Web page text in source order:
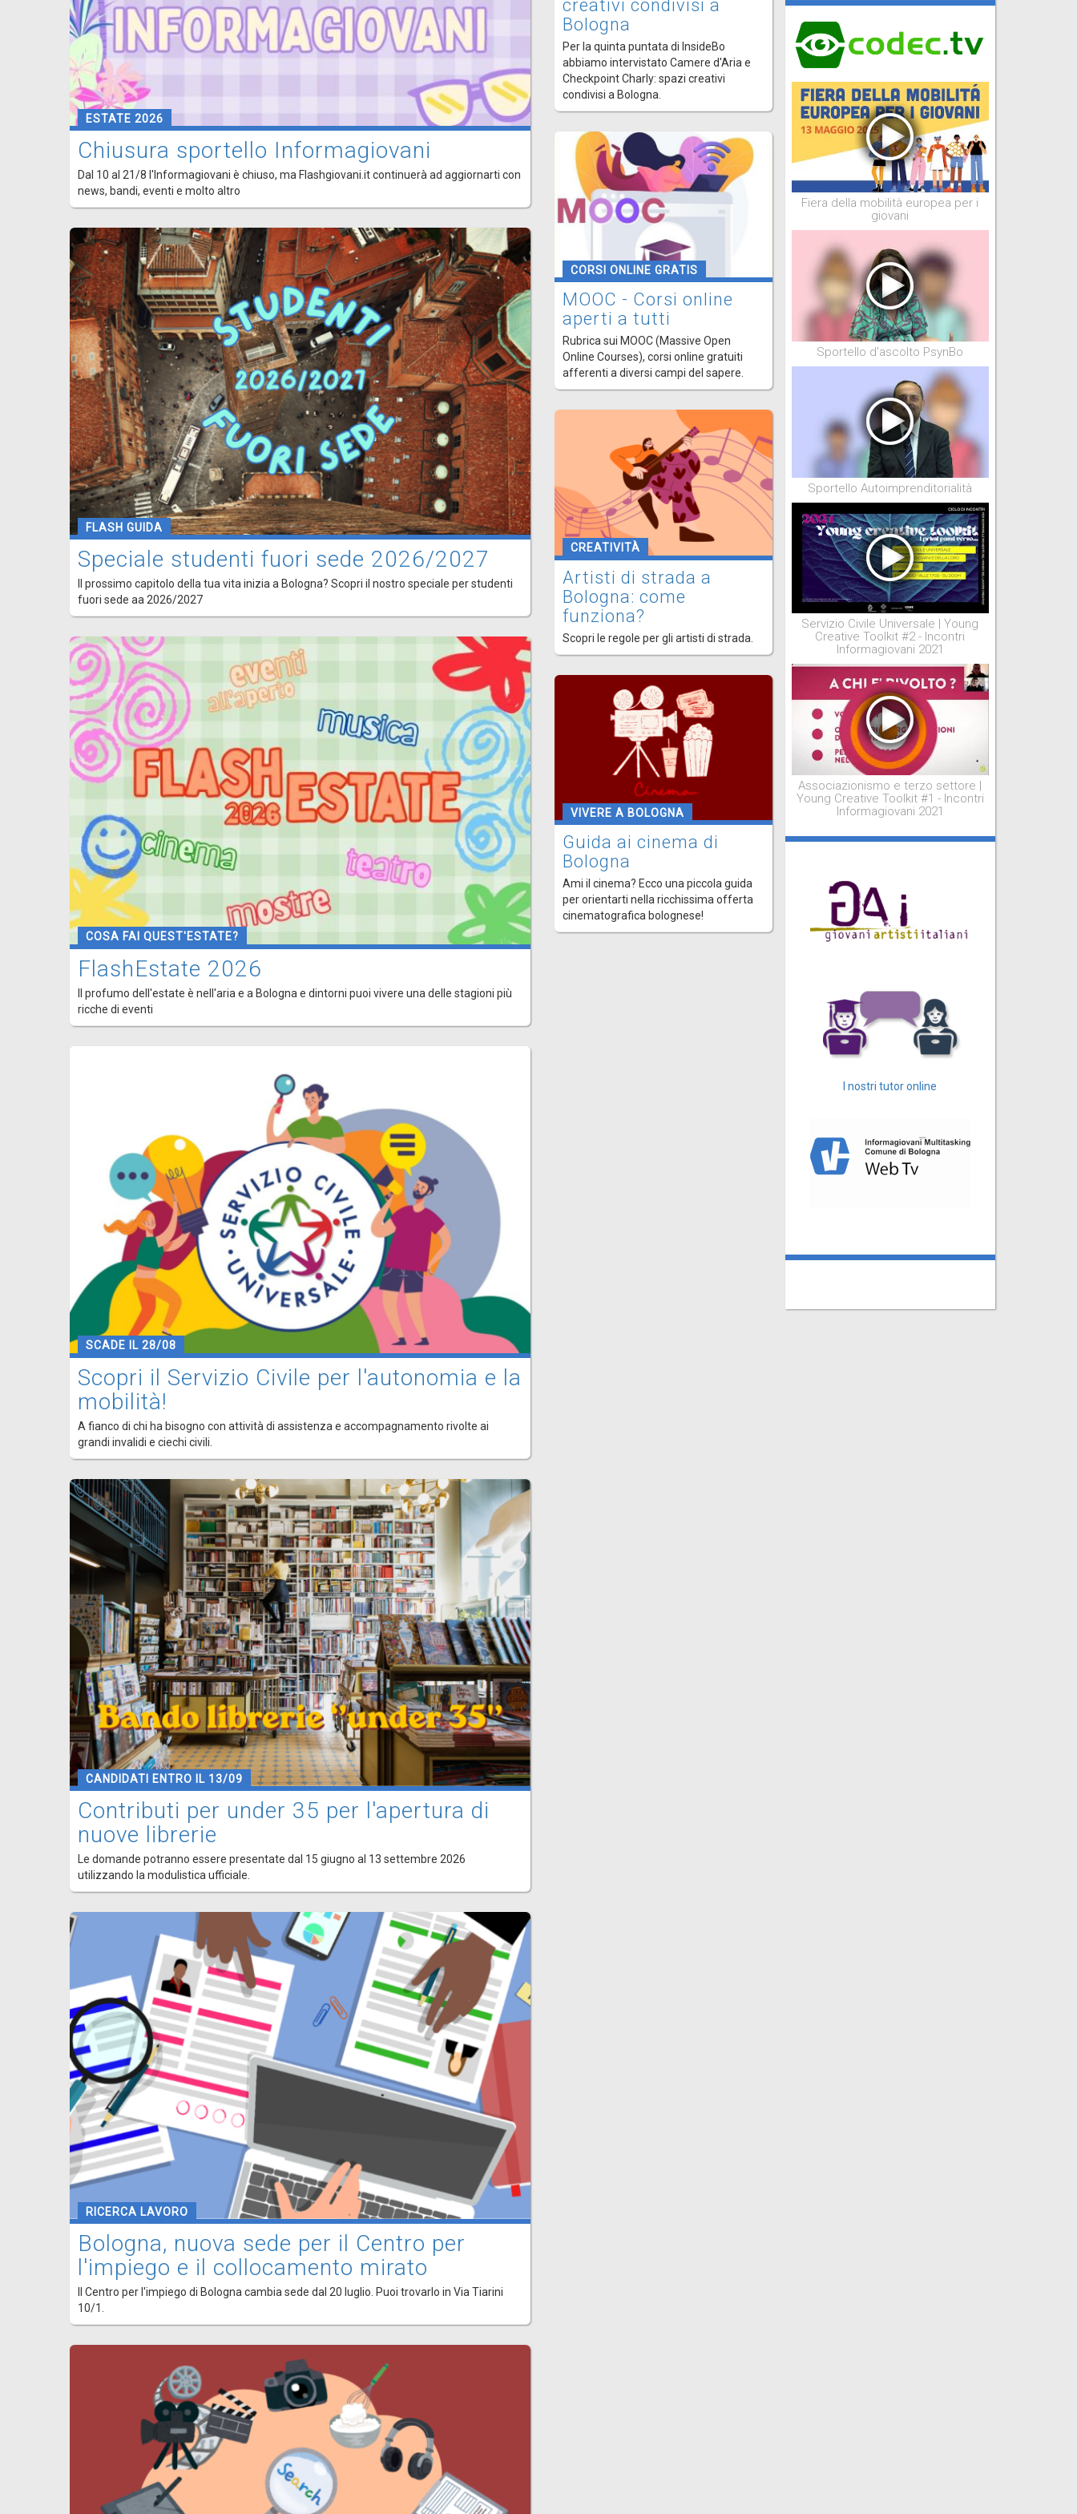
ESTATE 2026
Chiusura sportello Informagiovani
Dal 10 al 21/8 l'Informagiovani è chiuso, ma Flashgiovani.it continuerà ad aggiornarti con
news, bandi, eventi e molto altro
FLASH GUIDA
Speciale studenti fuori sede 2026/2027
Il prossimo capitolo della tua vita inizia a Bologna? Scopri il nostro speciale per studenti
fuori sede aa 2026/2027
COSA FAI QUEST'ESTATE?
FlashEstate 2026
Il profumo dell'estate è nell'aria e a Bologna e dintorni puoi vivere una delle stagioni più
ricche di eventi
SCADE IL 28/08
Scopri il Servizio Civile per l'autonomia e la
mobilità!
A fianco di chi ha bisogno con attività di assistenza e accompagnamento rivolte ai
grandi invalidi e ciechi civili.
CANDIDATI ENTRO IL 13/09
Contributi per under 35 per l'apertura di
nuove librerie
Le domande potranno essere presentate dal 15 giugno al 13 settembre 2026
utilizzando la modulistica ufficiale.
RICERCA LAVORO
Bologna, nuova sede per il Centro per
l'impiego e il collocamento mirato
Il Centro per l'impiego di Bologna cambia sede dal 20 luglio. Puoi trovarlo in Via Tiarini
10/1.
creativi condivisi a
Bologna
Per la quinta puntata di InsideBo
abbiamo intervistato Camere d'Aria e
Checkpoint Charly: spazi creativi
condivisi a Bologna.
CORSI ONLINE GRATIS
MOOC - Corsi online
aperti a tutti
Rubrica sui MOOC (Massive Open
Online Courses), corsi online gratuiti
afferenti a diversi campi del sapere.
CREATIVITÀ
Artisti di strada a
Bologna: come
funziona?
Scopri le regole per gli artisti di strada.
VIVERE A BOLOGNA
Guida ai cinema di
Bologna
Ami il cinema? Ecco una piccola guida
per orientarti nella ricchissima offerta
cinematografica bolognese!
Fiera della mobilità europea per i
giovani
Sportello d'ascolto PsynBo
Sportello Autoimprenditorialità
Servizio Civile Universale | Young
Creative Toolkit #2 - Incontri
Informagiovani 2021
Associazionismo e terzo settore |
Young Creative Toolkit #1 - Incontri
Informagiovani 2021
I nostri tutor online